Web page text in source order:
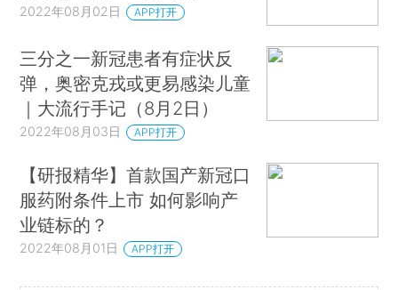
2022年08月02日 APP打开
三分之一新冠患者有症状反
弹，奥密克戎或更易感染儿童
｜大流行手记（8月2日）
2022年08月03日 APP打开
【研报精华】首款国产新冠口
服药附条件上市 如何影响产
业链标的？
2022年08月01日 APP打开